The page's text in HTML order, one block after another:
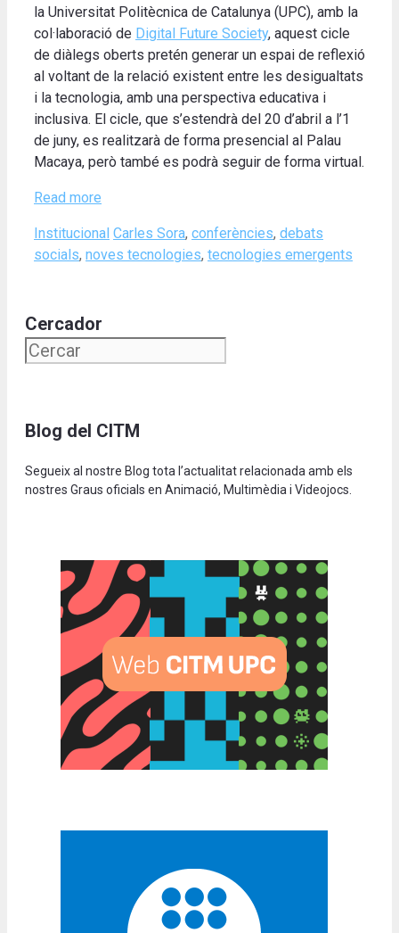
la Universitat Politècnica de Catalunya (UPC), amb la
col·laboració de Digital Future Society, aquest cicle
de diàlegs oberts pretén generar un espai de reflexió
al voltant de la relació existent entre les desigualtats
i la tecnologia, amb una perspectiva educativa i
inclusiva. El cicle, que s’estendrà del 20 d’abril a l’1
de juny, es realitzarà de forma presencial al Palau
Macaya, però també es podrà seguir de forma virtual.
Read more
Categories
Institucional Tags
Carles Sora, conferències, debats
socials, noves tecnologies, tecnologies emergents
Cercador
Blog del CITM
Segueix al nostre Blog tota l’actualitat relacionada amb els
nostres Graus oficials en Animació, Multimèdia i Videojocs.